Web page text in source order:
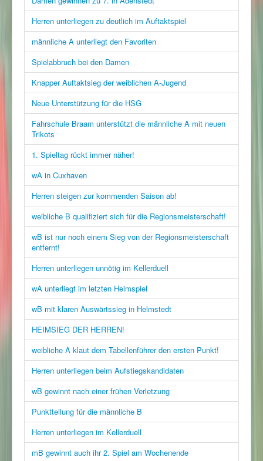
Herren unterliegen zu deutlich im Auftaktspiel
männliche A unterliegt den Favoriten
Spielabbruch bei den Damen
Knapper Auftaktsieg der weiblichen A-Jugend
Neue Unterstützung für die HSG
Fahrschule Braam unterstützt die männliche A mit neuen
Trikots
1. Spieltag rückt immer näher!
wA in Cuxhaven
Herren steigen zur kommenden Saison ab!
weibliche B qualifiziert sich für die Regionsmeisterschaft!
wB ist nur noch einem Sieg von der Regionsmeisterschaft
entfernt!
Herren unterliegen unnötig im Kellerduell
wA unterliegt im letzten Heimspiel
wB mit klaren Auswärtssieg in Helmstedt
HEIMSIEG DER HERREN!
weibliche A klaut dem Tabellenführer den ersten Punkt!
Herren unterliegen beim Aufstiegskandidaten
wB gewinnt nach einer frühen Verletzung
Punktteilung für die männliche B
Herren unterliegen im Kellerduell
mB gewinnt auch ihr 2. Spiel am Wochenende